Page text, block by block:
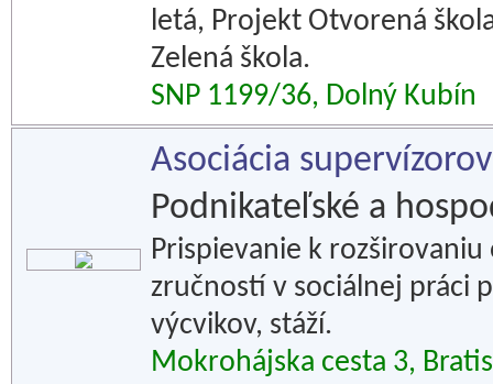
letá, Projekt Otvorená
Zelená škola.
SNP 1199/36, Dolný Kubín
Asociácia
Podnikateľské a
Prispievanie k
zručností v sociálnej práci
výcvikov, stáží.
Mokrohájska cesta 3,